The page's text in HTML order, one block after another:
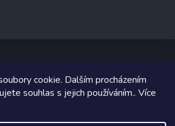
cookie. Dalším procházením
souhlas s jejich používáním.. Více
Klesný s.r.o.. Všechna práva vyhrazena.
na Shoptet implementoval
Shoptetak.cz.